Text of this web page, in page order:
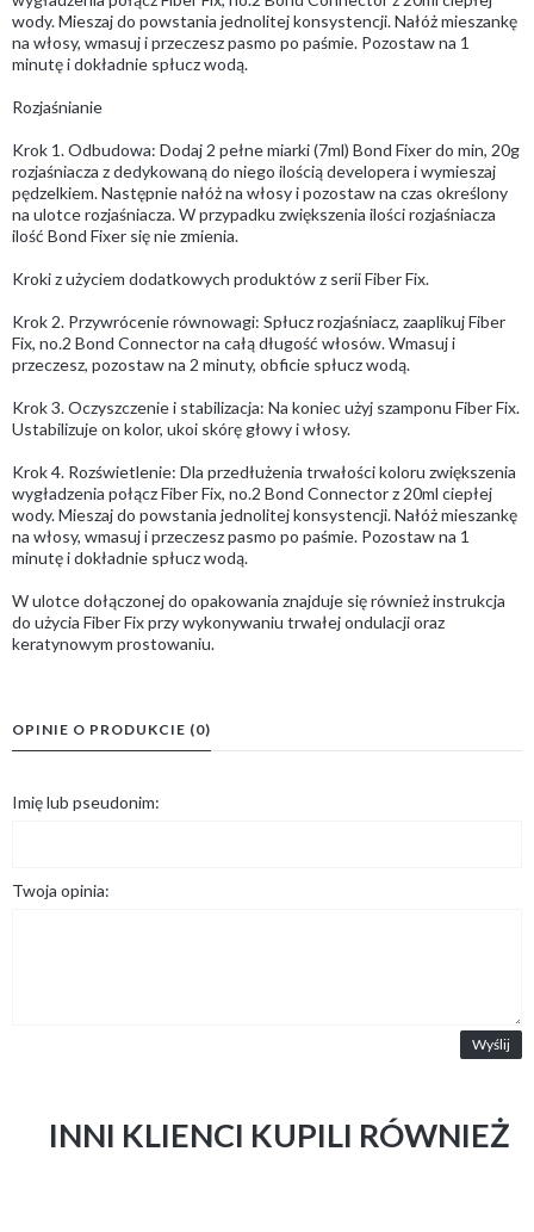
wody. Mieszaj do powstania jednolitej konsystencji. Nałóż mieszankę
na włosy, wmasuj i przeczesz pasmo po paśmie. Pozostaw na 1
minutę i dokładnie spłucz wodą.
Rozjaśnianie
Krok 1. Odbudowa: Dodaj 2 pełne miarki (7ml) Bond Fixer do min, 20g
rozjaśniacza z dedykowaną do niego ilością developera i wymieszaj
pędzelkiem. Następnie nałóż na włosy i pozostaw na czas określony
na ulotce rozjaśniacza. W przypadku zwiększenia ilości rozjaśniacza
ilość Bond Fixer się nie zmienia.
Kroki z użyciem dodatkowych produktów z serii Fiber Fix.
Krok 2. Przywrócenie równowagi: Spłucz rozjaśniacz, zaaplikuj Fiber
Fix, no.2 Bond Connector na całą długość włosów. Wmasuj i
przeczesz, pozostaw na 2 minuty, obficie spłucz wodą.
Krok 3. Oczyszczenie i stabilizacja: Na koniec użyj szamponu Fiber Fix.
Ustabilizuje on kolor, ukoi skórę głowy i włosy.
Krok 4. Rozświetlenie: Dla przedłużenia trwałości koloru zwiększenia
wygładzenia połącz Fiber Fix, no.2 Bond Connector z 20ml ciepłej
wody. Mieszaj do powstania jednolitej konsystencji. Nałóż mieszankę
na włosy, wmasuj i przeczesz pasmo po paśmie. Pozostaw na 1
minutę i dokładnie spłucz wodą.
W ulotce dołączonej do opakowania znajduje się również instrukcja
do użycia Fiber Fix przy wykonywaniu trwałej ondulacji oraz
keratynowym prostowaniu.
OPINIE O PRODUKCIE (0)
Imię lub pseudonim:
Twoja opinia:
Wyślij
INNI KLIENCI KUPILI RÓWNIEŻ